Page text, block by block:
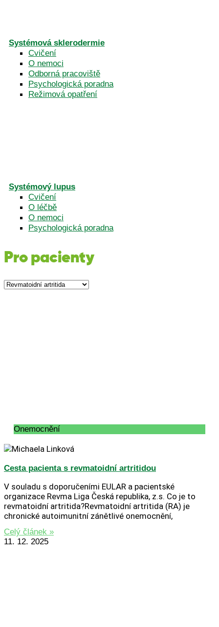
Systémová sklerodermie
Cvičení
O nemoci
Odborná pracoviště
Psychologická poradna
Režimová opatření
Systémový lupus
Cvičení
O léčbě
O nemoci
Psychologická poradna
Pro pacienty
Onemocnění
Cesta pacienta s revmatoidní artritidou
V souladu s doporučeními EULAR a pacientské
organizace Revma Liga Česká republika, z.s. Co je to
revmatoidní artritida?Revmatoidní artritida (RA) je
chronické autoimunitní zánětlivé onemocnění,
Celý článek »
11. 12. 2025